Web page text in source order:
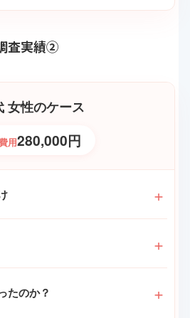
査実績②
女性のケース
用280,000円
たのか？